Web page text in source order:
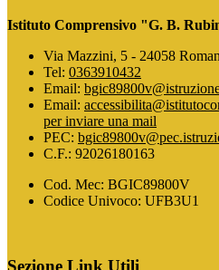
Istituto Comprensivo "G. B.
Via Mazzini, 5 - 24058
Tel: 0363910432
Email:
Email:
per inviare una mail
PEC:
C.F.: 92026180163
Cod. Mec: BGIC89800V
Codice Univoco: UFB3U1
Sezione Link Utili